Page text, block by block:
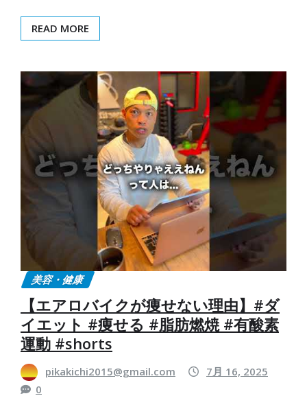
READ MORE
美容・健康
【エアロバイクが痩せない理由】#ダ
イエット #痩せる #脂肪燃焼 #有酸素
運動 #shorts
pikakichi2015@gmail.com
7月 16, 2025
0